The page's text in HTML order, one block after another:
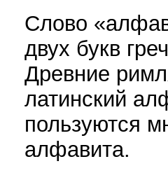
Слово
двух букв
Древние
латинский
пользуются
алфавита.